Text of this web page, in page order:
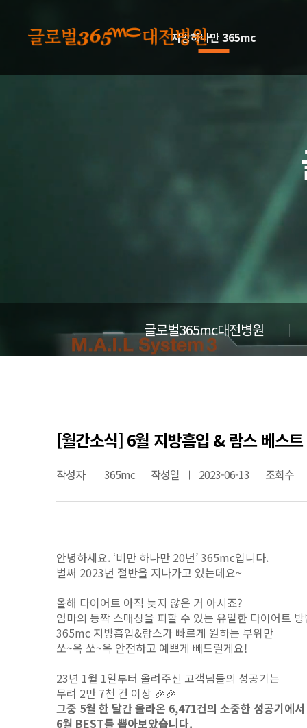
지방하나만 365mc
글로벌365mc대전병원
[월간소식] 6월 지방흡입 & 람스 베스
작성자 365mc 작성일 2023-06-13 조회수
안녕하세요. ‘비만 하나만 20년’ 365mc입니다.
벌써 2023년 절반을 지나가고 있는데요~
올해 다이어트 아직 늦지 않은 거 아시죠?
엄마의 등짝 스매싱을 피할 수 있는 유일한 다이어트
365mc 지방흡입&람스가 빠르게 원하는 부위만
쏘~옥 쏘~옥 안전하고 예쁘게 빼드릴게요!
23년 1월 1일부터 올려주신 고객님들의 성공기는
무려 2만 7천 건 이상 🎉🎉
그중 5월 한 달간 올라온 6,471건의 소중한 성공기에서
6월 BEST를 뽑아보았습니다.